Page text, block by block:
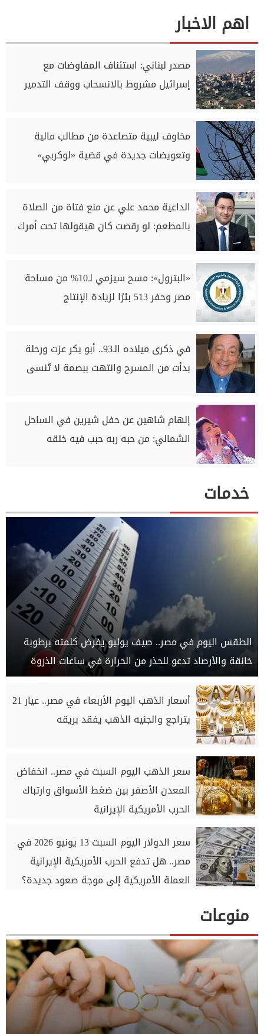
اهم الاخبار
مصدر لبناني: استئناف المفاوضات مع
إسرائيل مشروط بالانسحاب ووقف التدمير
مخاوف ليبية متصاعدة من مطالب مالية
وتعويضات جديدة في قضية «لوكربي»
الداعية محمد علي عن منع فتاة من الصلاة
بالمطعم: لو رقصت كان هيقولها تحت أمرك
«البترول»: مسح سيزمي لـ10% من مساحة
مصر وحفر 513 بئرًا لزيادة الإنتاج
في ذكرى ميلاده الـ93.. أبو بكر عزت ورحلة
بدأت من المسرح وانتهت ببصمة لا تُنسى
إلهام شاهين عن حفل شيرين في الساحل
الشمالي: من حبه ربه حبب فيه خلقه
خدمات
الطقس اليوم في مصر.. صيف يوليو يفرض كلمته برطوبة
خانقة والأرصاد تدعو للحذر من الحرارة في ساعات الذروة
أسعار الذهب اليوم الأربعاء في مصر.. عيار 21
يتراجع والجنيه الذهب يفقد بريقه
سعر الذهب اليوم السبت في مصر.. انخفاض
المعدن الأصفر بين ضغط الأسواق وارتباك
الحرب الأمريكية الإيرانية
سعر الدولار اليوم السبت 13 يونيو 2026 في
مصر.. هل تدفع الحرب الأمريكية الإيرانية
العملة الأمريكية إلى موجة صعود جديدة؟
منوعات